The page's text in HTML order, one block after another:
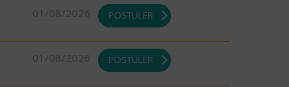
01/08/2026 POSTULER
01/08/2026 POSTULER